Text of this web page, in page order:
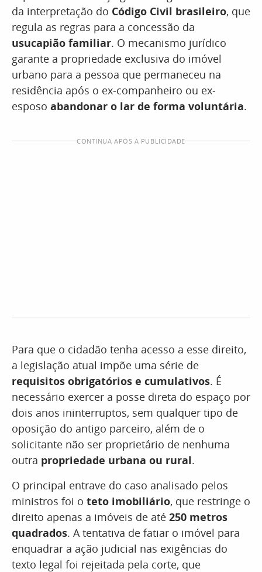
da interpretação do Código Civil brasileiro, que
regula as regras para a concessão da
usucapião familiar. O mecanismo jurídico
garante a propriedade exclusiva do imóvel
urbano para a pessoa que permaneceu na
residência após o ex-companheiro ou ex-
esposo abandonar o lar de forma voluntária.
CONTINUA APÓS A PUBLICIDADE
Para que o cidadão tenha acesso a esse direito,
a legislação atual impõe uma série de
requisitos obrigatórios e cumulativos. É
necessário exercer a posse direta do espaço por
dois anos ininterruptos, sem qualquer tipo de
oposição do antigo parceiro, além de o
solicitante não ser proprietário de nenhuma
outra propriedade urbana ou rural.
O principal entrave do caso analisado pelos
ministros foi o teto imobiliário, que restringe o
direito apenas a imóveis de até 250 metros
quadrados. A tentativa de fatiar o imóvel para
enquadrar a ação judicial nas exigências do
texto legal foi rejeitada pela corte, que